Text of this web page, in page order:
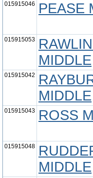
015915046 PEASE
015915053
MIDDLE
015915042
MIDDLE
015915043 ROSS
015915048
MIDDLE